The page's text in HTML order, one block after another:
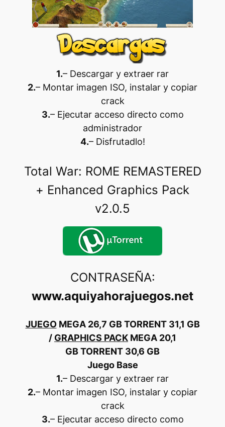
1.– Descargar y extraer rar
2.– Montar imagen ISO, instalar y copiar
crack
3.– Ejecutar acceso directo como
administrador
4.– Disfrutadlo!
Total War: ROME REMASTERED
+ Enhanced Graphics Pack
v2.0.5
CONTRASEÑA:
www.aquiyahorajuegos.net
JUEGO MEGA26,7 GBTORRENT31,1 GB
/ GRAPHICS PACK MEGA 20,1
GBTORRENT 30,6 GB
Juego Base
1.– Descargar y extraer rar
2.– Montar imagen ISO, instalar y copiar
crack
3.– Ejecutar acceso directo como